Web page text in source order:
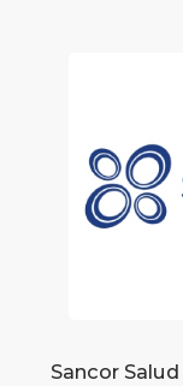
Sancor Salud